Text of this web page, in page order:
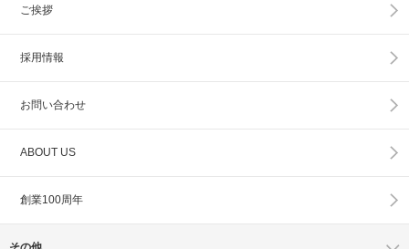
ご挨拶
採用情報
お問い合わせ
ABOUT US
創業100周年